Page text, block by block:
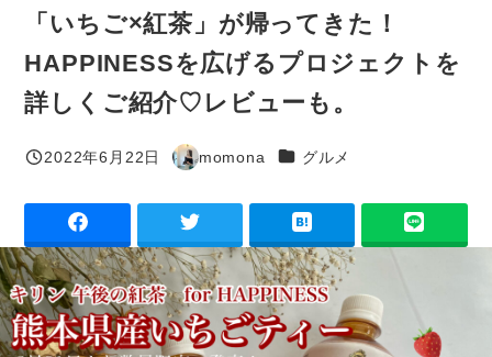
「いちご×紅茶」が帰ってきた！
HAPPINESSを広げるプロジェクトを
詳しくご紹介♡レビューも。
投稿日
2022年6月22日
著
momona カテゴリー
グルメ